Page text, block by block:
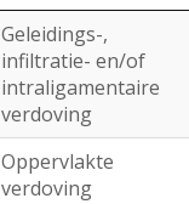
Geleidings-,
infiltratie- en/of
intraligamentaire
verdoving
Oppervlakte
verdoving